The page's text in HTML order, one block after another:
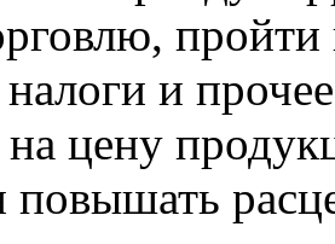
пройти
налоги и
цену